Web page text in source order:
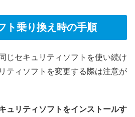
ト乗り換え時の手順
じセキュリティソフトを使い続け
ティソフトを変更する際は注意が
ュリティソフトをインストールす